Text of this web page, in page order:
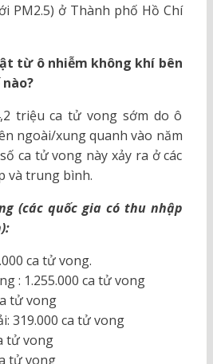
PM2.5) ở Thành phố Hồ Chí
từ ô nhiễm không khí bên
triệu ca tử vong sớm do ô
ngoài/xung quanh vào năm
ca tử vong này xảy ra ở các
và trung bình.
(các quốc gia có thu nhập
ca tử vong.
: 1.255.000 ca tử vong
tử vong
319.000 ca tử vong
tử vong
tử vong